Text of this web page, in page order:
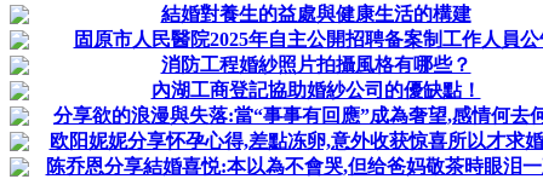
結婚對養生的益處與健康生活的構建
固原市人民醫院2025年自主公開招聘备案制工作人員公
消防工程婚紗照片拍攝風格有哪些？
內湖工商登記協助婚紗公司的優缺點！
分享欲的浪漫與失落:當“事事有回應”成為奢望,感情何去
欧阳妮妮分享怀孕心得,差點冻卵,意外收获惊喜所以才求
陈乔恩分享結婚喜悦:本以為不會哭,但给爸妈敬茶時眼泪